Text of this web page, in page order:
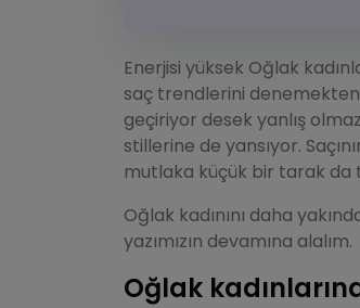
Enerjisi yüksek Oğlak
saç trendlerini denemekten
geçiriyor desek yanlış
stillerine de yansıyor.
mutlaka küçük bir tarak da
Oğlak kadınını daha
yazımızın devamına alalım.
Oğlak